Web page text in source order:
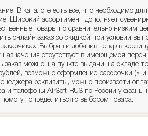
В каталоге есть все, что необходимо
Широкий ассортимент дополняет
товары по сравнительно низким
онлайн заказ со скидкой при условии
Выбрав и добавив товар в
назначения отсутствует в имеющемся
можно: на пункте выдачи; на складе
возможно оформление рассрочки
реквизиты, можно произвести
телефоны AirSoft-RUS по России указаны
определиться с выбором товара.